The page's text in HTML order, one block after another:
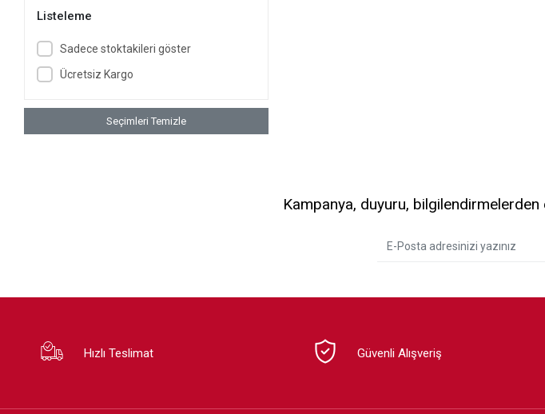
Listeleme
Sadece stoktakileri göster
Ücretsiz Kargo
Seçimleri Temizle
Kampanya, duyuru,
Hızlı Teslimat Güvenli Alışveriş